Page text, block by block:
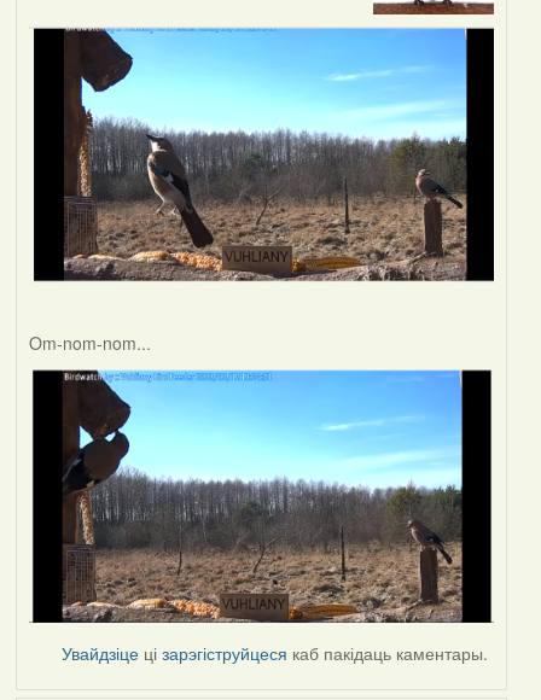
Om-nom-nom...
Увайдзіце цізарэгіструйцеся каб пакідаць каментары.